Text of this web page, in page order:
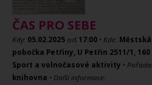
ČAS PRO SEBE
Kdy: 05.02.2025 od 17:00 • Kde:
pobočka Petřiny, U Petřin 2511/1, 160
Sport a volnočasové aktivity •
knihovna • Další informace: